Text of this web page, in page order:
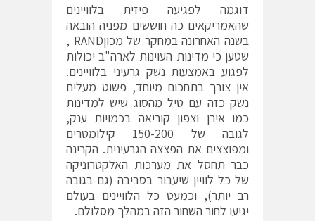
דוגמה לפגיעה פיזית בלוויינים
שהאמריקאים כה חוששים מפניה הובאה
בשנה האחרונה במחקר של מכוןRAND ,
שטען כי מדינות העוינות לארה"ב יכולות
לפגוע באמצעות נשק גרעיני בלוויינים.
אין צורך בתחכום מיוחד, פשוט מעלים
נשק כזה עם טיל מהסוג שיש למדינות
כמו אירן וצפון קוריאה בכמויות ענק,
לגובה של 150-200 קילומטרים
ומפוצצים את הפצצה הגרעינית. הקרינה
כבר תחסל את מערכות האלקטרוניקה
של כל לוויין שיעבור בסביבה (גם בגובה
רב יותר), וכמעט כל הלוויינים בעולם
יגיעו לחור השחור הזה במהלך מסלולם.